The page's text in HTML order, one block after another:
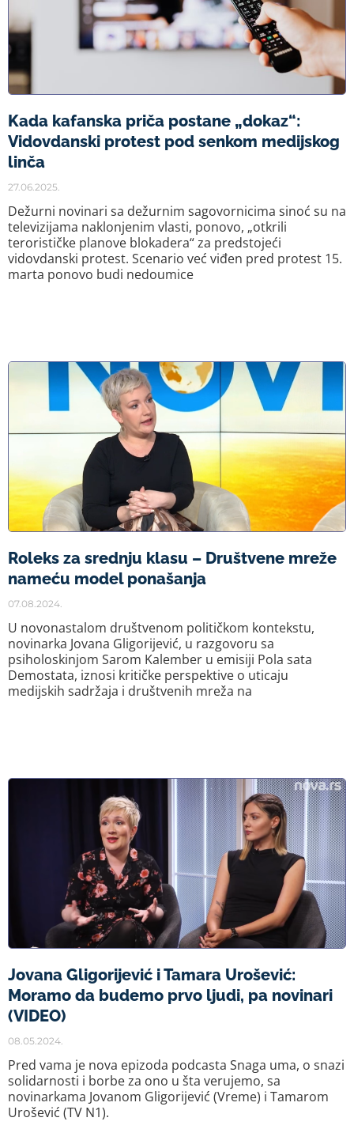
Kada kafanska priča postane „dokaz“:
Vidovdanski protest pod senkom medijskog
linča
27.06.2025.
Dežurni novinari sa dežurnim sagovornicima sinoć su na
televizijama naklonjenim vlasti, ponovo, „otkrili
terorističke planove blokadera“ za predstojeći
vidovdanski protest. Scenario već viđen pred protest 15.
marta ponovo budi nedoumice
Roleks za srednju klasu – Društvene mreže
nameću model ponašanja
07.08.2024.
U novonastalom društvenom političkom kontekstu,
novinarka Jovana Gligorijević, u razgovoru sa
psiholoskinjom Sarom Kalember u emisiji Pola sata
Demostata, iznosi kritičke perspektive o uticaju
medijskih sadržaja i društvenih mreža na
Jovana Gligorijević i Tamara Urošević:
Moramo da budemo prvo ljudi, pa novinari
(VIDEO)
08.05.2024.
Pred vama je nova epizoda podcasta Snaga uma, o snazi
solidarnosti i borbe za ono u šta verujemo, sa
novinarkama Jovanom Gligorijević (Vreme) i Tamarom
Urošević (TV N1).